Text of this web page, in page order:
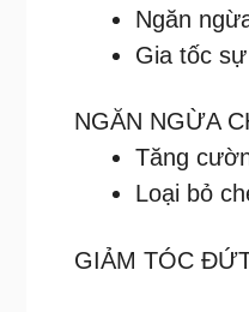
Ngăn
Gia tốc
NGĂN NGỪA
Tăng
Loại bỏ
GIẢM TÓC